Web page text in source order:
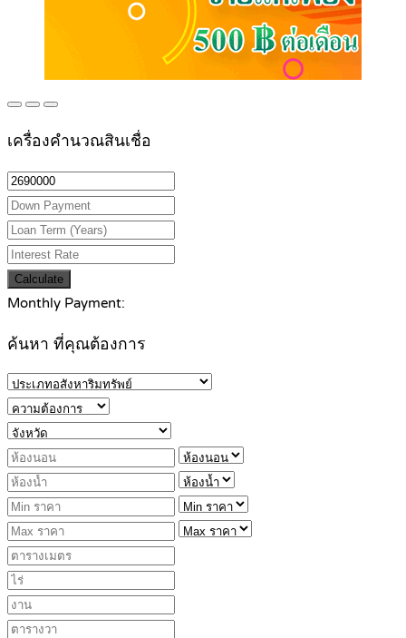
เครื่องคำนวณสินเชื่อ
Calculate
Monthly Payment:
ค้นหา ที่คุณต้องการ